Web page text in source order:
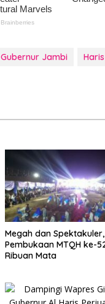
Gubernur Jambi
Megah dan Spektakuler,
Pembukaan MTQH ke-
Ribuan Mata